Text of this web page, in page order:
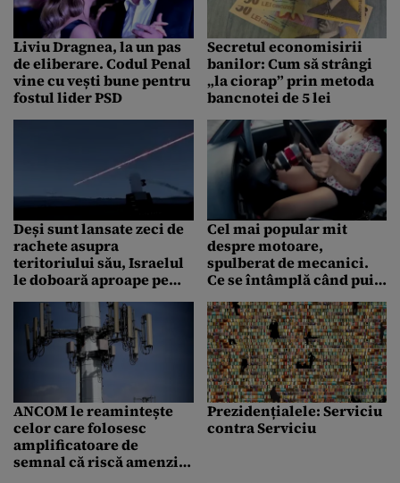
Liviu Dragnea, la un pas
de eliberare. Codul Penal
vine cu vești bune pentru
fostul lider PSD
Secretul economisirii
banilor: Cum să strângi
„la ciorap” prin metoda
bancnotei de 5 lei
Deși sunt lansate zeci de
rachete asupra
teritoriului său, Israelul
le doboară aproape pe
o parte din sistemul
numit „Domul de Fier” |
VIDEO
Cel mai popular mit
despre motoare,
spulberat de mecanici.
Ce se întâmplă când pui
„cuminte” și unul pus „la
muncă” – VIDEO
ANCOM le reamintește
celor care folosesc
amplificatoare de
semnal că riscă amenzi
Prezidențialele: Serviciu
contra Serviciu